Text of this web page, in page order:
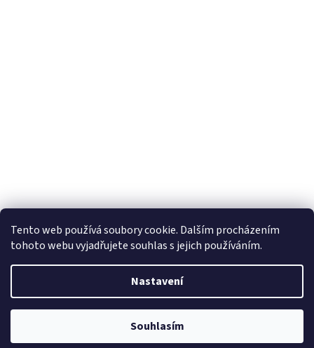
Tento web používá soubory cookie. Dalším procházením
tohoto webu vyjadřujete souhlas s jejich používáním.
Nastavení
Souhlasím
Vytvořil Shoptet
Nejen pro děti. Všechna práva vyhrazena.